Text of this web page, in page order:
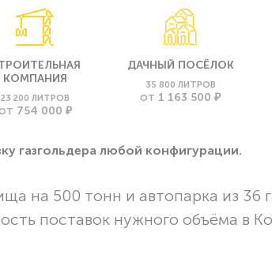
КОМПАНИЯ
23 200 ЛИТРОВ
754 000 ₽
ДАЧНЫЙ ПОСЁЛОК
35 800 ЛИТРОВ
ОТ 1 163 500 ₽
газгольдера любой конфигурации.
на 500 тонн и автопарка из 36
поставок нужного объёма в